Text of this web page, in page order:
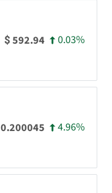
$592.94 0.03%
0.200045 4.96%